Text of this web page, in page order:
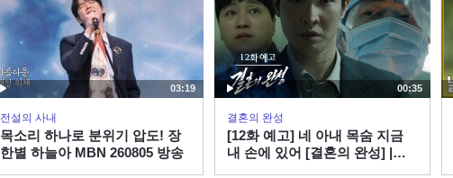
03:19
전설의 사내
목소리 하나로 분위기 압도! 장
한별 하늘아 MBN 260805 방송
00:35
결혼의 완성
[12화 예고] 네 아내 목숨 지금
내 손에 있어 [결혼의 완성] |